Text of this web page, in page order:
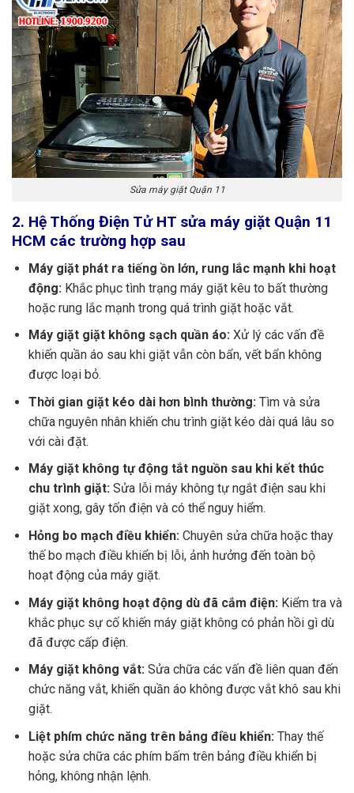
Sửa máy giặt Quận 11
2. Hệ Thống Điện Tử HT sửa máy giặt Quận 11
HCM các trường hợp sau
Máy giặt phát ra tiếng ồn lớn, rung lắc mạnh khi hoạt
động: Khắc phục tình trạng máy giặt kêu to bất thường
hoặc rung lắc mạnh trong quá trình giặt hoặc vắt.
Máy giặt giặt không sạch quần áo:Xử lý các vấn đề
khiến quần áo sau khi giặt vẫn còn bẩn, vết bẩn không
được loại bỏ.
Thời gian giặt kéo dài hơn bình thường:Tìm và sửa
chữa nguyên nhân khiến chu trình giặt kéo dài quá lâu so
với cài đặt.
Máy giặt không tự động tắt nguồn sau khi kết thúc
chu trình giặt:Sửa lỗi máy không tự ngắt điện sau khi
giặt xong, gây tốn điện và có thể nguy hiểm.
Hỏng bo mạch điều khiển:Chuyên sửa chữa hoặc thay
thế bo mạch điều khiển bị lỗi, ảnh hưởng đến toàn bộ
hoạt động của máy giặt.
Máy giặt không hoạt động dù đã cắm điện: Kiểm tra và
khắc phục sự cố khiến máy giặt không có phản hồi gì dù
đã được cấp điện.
Máy giặt không vắt:Sửa chữa các vấn đề liên quan đến
chức năng vắt, khiến quần áo không được vắt khô sau khi
giặt.
Liệt phím chức năng trên bảng điều khiển: Thay thế
hoặc sửa chữa các phím bấm trên bảng điều khiển bị
hỏng, không nhận lệnh.